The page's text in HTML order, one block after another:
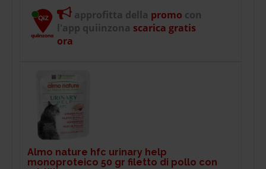
approfitta della promo con
l'app quiinzona scarica gratis
ora
Almo nature hfc urinary help
monoproteico 50 gr filetto di pollo con